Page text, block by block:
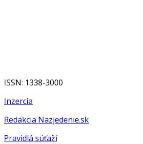
ISSN: 1338-3000
Inzercia
Redakcia Nazjedenie.sk
Pravidlá súťaží